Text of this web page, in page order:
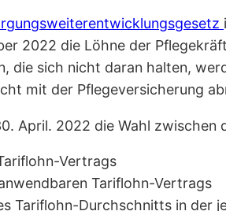
2022 die Löhne der
die sich nicht daran halten,
mit der Pflegeversicherung
April. 2022 die Wahl
Vertrags
Tariflohn-Vertrags
Tariflohn-Durchschnitts in der